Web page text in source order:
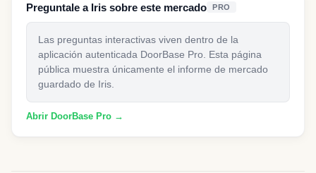
Preguntale a Iris sobre este mercado PRO
Las preguntas interactivas viven dentro de la
aplicación autenticada DoorBase Pro. Esta página
pública muestra únicamente el informe de mercado
guardado de Iris.
Abrir DoorBase Pro →